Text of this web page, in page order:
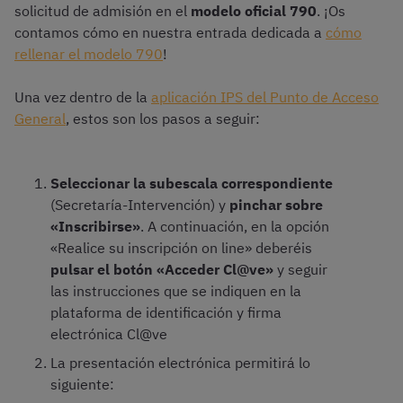
solicitud de admisión en el modelo oficial 790. ¡Os
contamos cómo en nuestra entrada dedicada a cómo
rellenar el modelo 790!
Una vez dentro de la aplicación IPS del Punto de Acceso
General, estos son los pasos a seguir:
Seleccionar la subescala correspondiente
(Secretaría-Intervención) y pinchar sobre
«Inscribirse». A continuación, en la opción
«Realice su inscripción on line» deberéis
pulsar el botón «Acceder Cl@ve» y seguir
las instrucciones que se indiquen en la
plataforma de identificación y firma
electrónica Cl@ve
La presentación electrónica permitirá lo
siguiente: